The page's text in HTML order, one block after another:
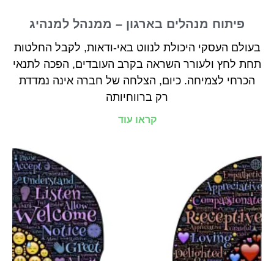
פיתוח מנהלים בארגון – ממנהל למנהיג
בעולם העסקי היכולת לנווט באי-ודאות, לקבל החלטות
תחת לחץ ולעורר השראה בקרב העובדים, הפכה לתנאי
הכרחי לצמיחה. כיום, הצלחה של חברה אינה נמדדת
רק ברווחיותה
קראו עוד